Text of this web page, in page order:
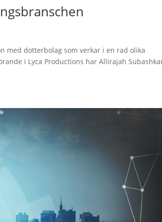
med dotterbolag som verkar i en rad olika
i Lyca Productions har Allirajah